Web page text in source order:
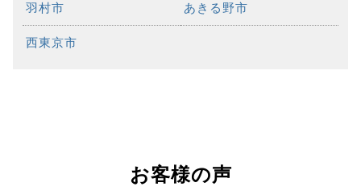
羽村市 あきる野市
西東京市
お客様の声